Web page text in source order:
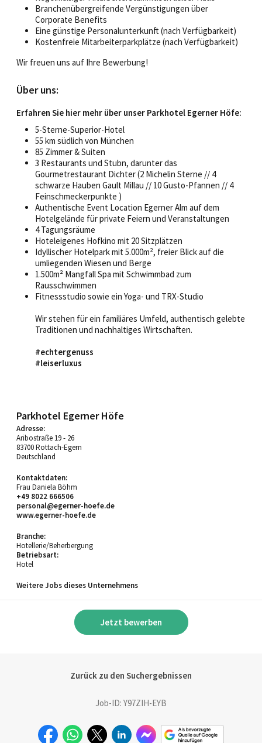
Branchenübergreifende Vergünstigungen über
Corporate Benefits
Eine günstige Personalunterkunft (nach Verfügbarkeit)
Kostenfreie Mitarbeiterparkplätze (nach Verfügbarkeit)
Wir freuen uns auf Ihre Bewerbung!
Über uns:
Erfahren Sie hier mehr über unser Parkhotel Egerner Höfe:
5-Sterne-Superior-Hotel
55 km südlich von München
85 Zimmer & Suiten
3 Restaurants und Stubn, darunter das
Gourmetrestaurant Dichter (2 Michelin Sterne // 4
schwarze Hauben Gault Millau // 10 Gusto-Pfannen // 4
Feinschmeckerpunkte )
Authentische Event Location Egerner Alm auf dem
Hotelgelände für private Feiern und Veranstaltungen
4 Tagungsräume
Hoteleigenes Hofkino mit 20 Sitzplätzen
Idyllischer Hotelpark mit 5.000m², freier Blick auf die
umliegenden Wiesen und Berge
1.500m² Mangfall Spa mit Schwimmbad zum
Rausschwimmen
Fitnessstudio sowie ein Yoga- und TRX-Studio
Wir stehen für ein familiäres Umfeld, authentisch gelebte
Traditionen und nachhaltiges Wirtschaften.
#echtergenuss
#leiserluxus
Parkhotel Egerner Höfe
Adresse:
Aribostraße 19 - 26
83700 Rottach-Egern
Deutschland
Kontaktdaten:
Frau Daniela Böhm
+49 8022 666506
personal@egerner-hoefe.de
www.egerner-hoefe.de
Branche:
Hotellerie/Beherbergung
Betriebsart:
Hotel
Weitere Jobs dieses Unternehmens
Jetzt bewerben
Zurück zu den Suchergebnissen
Job-ID: Y97ZIH-EYB